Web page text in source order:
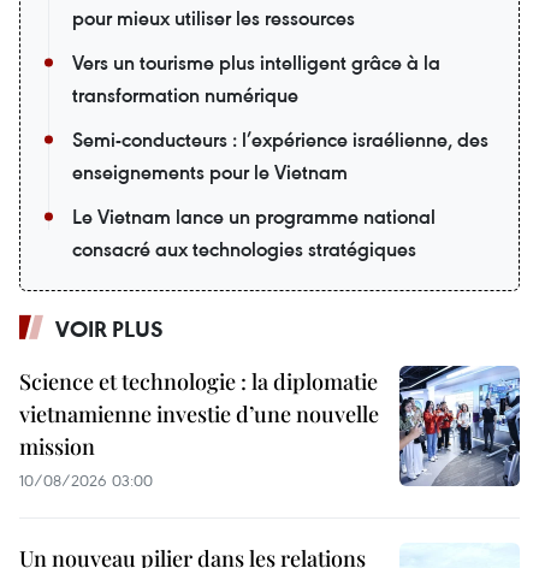
pour mieux utiliser les ressources
Vers un tourisme plus intelligent grâce à la
transformation numérique
Semi-conducteurs : l’expérience israélienne, des
enseignements pour le Vietnam
Le Vietnam lance un programme national
consacré aux technologies stratégiques
VOIR PLUS
Science et technologie : la diplomatie
vietnamienne investie d’une nouvelle
mission
10/08/2026 03:00
Un nouveau pilier dans les relations